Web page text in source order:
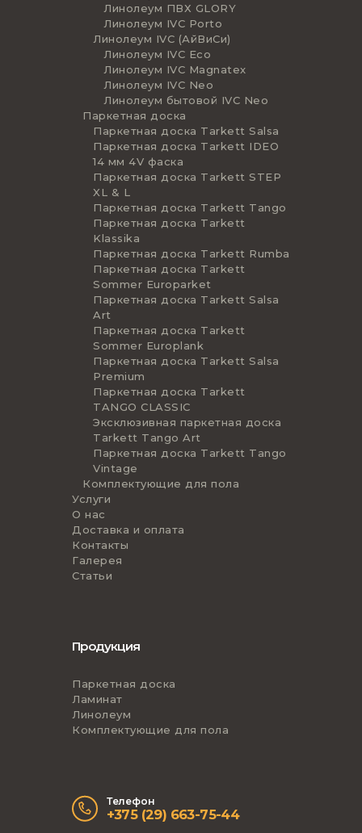
Линолеум ПВХ GLORY
Линолеум IVC Porto
Линолеум IVC (АйВиСи)
Линолеум IVC Eco
Линолеум IVC Magnatex
Линолеум IVC Neo
Линолеум бытовой IVC Neo
Паркетная доска
Паркетная доска Tarkett Salsa
Паркетная доска Tarkett IDEO
14 мм 4V фаска
Паркетная доска Tarkett STEP
XL & L
Паркетная доска Tarkett Tango
Паркетная доска Tarkett
Klassika
Паркетная доска Tarkett Rumba
Паркетная доска Tarkett
Sommer Europarket
Паркетная доска Tarkett Salsa
Art
Паркетная доска Tarkett
Sommer Europlank
Паркетная доска Tarkett Salsa
Premium
Паркетная доска Tarkett
TANGO CLASSIC
Эксклюзивная паркетная доска
Tarkett Tango Art
Паркетная доска Tarkett Tango
Vintage
Комплектующие для пола
Услуги
О нас
Доставка и оплата
Контакты
Галерея
Статьи
Продукция
Паркетная доска
Ламинат
Линолеум
Комплектующие для пола
Телефон
+375 (29) 663-75-44